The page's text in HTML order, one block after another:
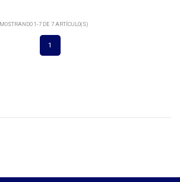
MOSTRANDO 1-7 DE 7 ARTÍCULO(S)
1